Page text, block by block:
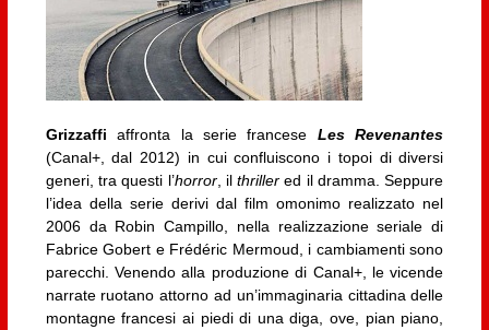
Grizzaffi affronta la serie francese Les Revenantes
(Canal+, dal 2012) in cui confluiscono i topoi di diversi
generi, tra questi l’horror, ilthriller ed il dramma. Seppure
l’idea della serie derivi dal film omonimo realizzato nel
2006 da Robin Campillo, nella realizzazione seriale di
Fabrice Gobert e Frédéric Mermoud, i cambiamenti sono
parecchi. Venendo alla produzione di Canal+, le vicende
narrate ruotano attorno ad un’immaginaria cittadina delle
montagne francesi ai piedi di una diga, ove, pian piano,